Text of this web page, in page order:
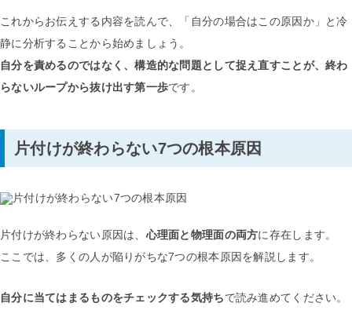
これからお伝えする内容を読んで、「自分の場合はこの原因か」と冷
静に分析することから始めましょう。
自分を責めるのではなく、構造的な問題として捉え直すことが、終わ
らないループから抜け出す第一歩です。
片付けが終わらない7つの根本原因
片付けが終わらない原因は、 心理面と物理面の両方に存在します。
ここでは、多くの人が陥りがちな7つの根本原因を解説します。
自分に当てはまるものをチェックする気持ちで読み進めてください。